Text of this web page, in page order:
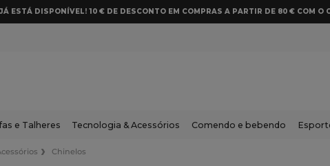
ESTÁ DISPONÍVEL! 10 € DE DESCONTO EM COMPRAS A PARTIR DE 80 € COM O
e Talheres Tecnologia & Acessórios Comendo e bebendo
Chinelos